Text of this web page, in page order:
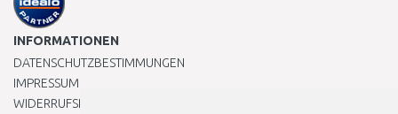
INFORMATIONEN
DATENSCHUTZBESTIMMUNGEN
IMPRESSUM
WIDERRUFSRECHT